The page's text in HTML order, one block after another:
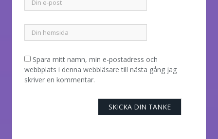
Spara mitt namn, min e-postadress och
webbplats i denna webbläsare till nästa gång jag
skriver en kommentar.